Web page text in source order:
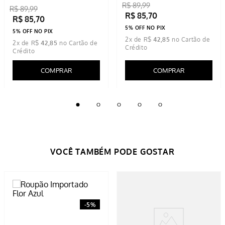
R$ 89,99
R$ 85,70
5% OFF NO PIX
2x de R$ 42 ,85
COMPRAR
R$ 89,99
R$ 85,70
5% OFF NO PIX
2x de R$ 42 ,85
COMPRAR
-5%